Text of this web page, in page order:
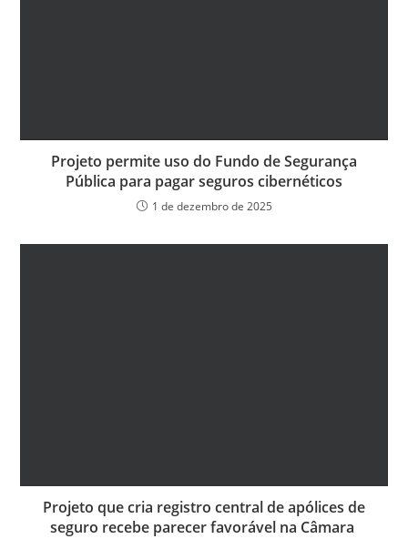
Projeto permite uso do Fundo de Segurança
Pública para pagar seguros cibernéticos
1 de dezembro de 2025
Projeto que cria registro central de apólices de
seguro recebe parecer favorável na Câmara